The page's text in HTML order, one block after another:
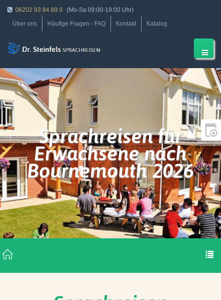
06202 93 84 89 0 (Mo-Sa 09:00-19:00 Uhr)
Über uns
Häufige Fragen - FAQ Kontakt Katalog
Sprachreisen für
Erwachsene nach
Bournemouth 2026